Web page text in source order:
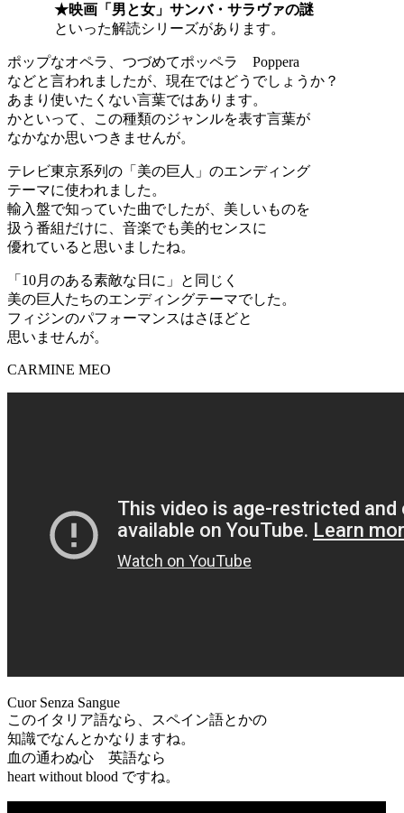
★映画「男と女」サンバ・サラヴァの謎
といった解読シリーズがあります。
ポップなオペラ、つづめてポッペラ Poppera
などと言われましたが、現在ではどうでしょうか？
あまり使いたくない言葉ではあります。
かといって、この種類のジャンルを表す言葉が
なかなか思いつきませんが。
テレビ東京系列の「美の巨人」のエンディング
テーマに使われました。
輸入盤で知っていた曲でしたが、美しいものを
扱う番組だけに、音楽でも美的センスに
優れていると思いましたね。
「10月のある素敵な日に」と同じく
美の巨人たちのエンディングテーマでした。
フィジンのパフォーマンスはさほどと
思いませんが。
CARMINE MEO
Cuor Senza Sangue
このイタリア語なら、スペイン語とかの
知識でなんとかなりますね。
血の通わぬ心 英語なら
heart without blood ですね。